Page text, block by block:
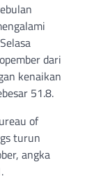
dari
kenaikan
51.8.
of
turun
angka